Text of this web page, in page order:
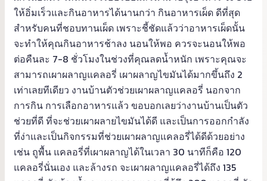
ให้อิ่มเร็วและกินอาหารได้นานกว่า กินอาหารเผ็ด ดีที่สุด
สำหรับคนที่ชอบทานเผ็ด เพราะชี้ชัดแล้วว่าอาหารเผ็ดนั้น
จะทำให้คุณกินอาหารช้าลง นอนให้พอ ควรจะนอนให้พอ
ต่อคืนละ 7-8 ชั่วโมงในช่วงที่คุณลดน้ำหนัก เพราะคุณจะ
สามารถเผาผลาญแคลอรี่ เผาผลาญไขมันได้มากขึ้นถึง 2
เท่าเลยทีเดียว งานบ้านตัวช่วยเผาผลาญแคลอรี่ นอกจาก
การกิน การเลือกอาหารแล้ว ขอบอกเลยว่างานบ้านเป็นตัว
ช่วยที่ดี ที่จะช่วยเผาผลายไขมันได้ดี และเป็นการออกกำลัง
ที่ง่าและเป็นกิจกรรมที่ช่วยเผาผลาญแคลอรี่ได้ดีด้วยอย่าง
เช่น ถูพื้น แคลอรี่ที่เผาผลาญได้ในเวลา 30 นาทีก็คือ 120
แคลอรี่นั่นเอง และล้างรถ จะเผาผลาญแคลอรี่ได้ถึง 135